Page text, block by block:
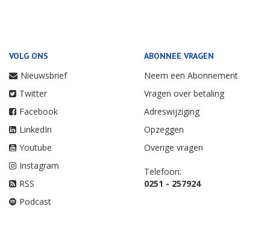
VOLG ONS
Nieuwsbrief
Twitter
Facebook
LinkedIn
Youtube
Instagram
RSS
Podcast
ABONNEE VRAGEN
Neem een Abonnement
Vragen over betaling
Adreswijziging
Opzeggen
Overige vragen
Telefoon:
0251 - 257924